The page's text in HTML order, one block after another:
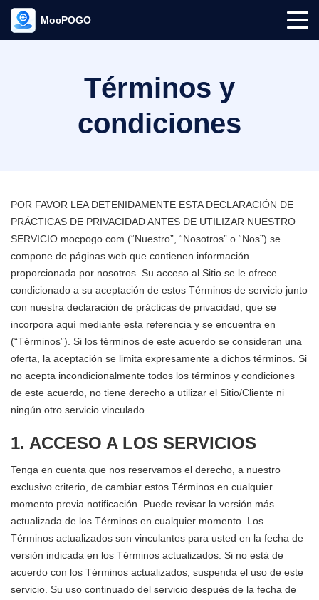
MocPOGO
Términos y
condiciones
POR FAVOR LEA DETENIDAMENTE ESTA DECLARACIÓN DE
PRÁCTICAS DE PRIVACIDAD ANTES DE UTILIZAR NUESTRO
SERVICIO mocpogo.com (“Nuestro”, “Nosotros” o “Nos”) se
compone de páginas web que contienen información
proporcionada por nosotros. Su acceso al Sitio se le ofrece
condicionado a su aceptación de estos Términos de servicio junto
con nuestra declaración de prácticas de privacidad, que se
incorpora aquí mediante esta referencia y se encuentra en
(“Términos”). Si los términos de este acuerdo se consideran una
oferta, la aceptación se limita expresamente a dichos términos. Si
no acepta incondicionalmente todos los términos y condiciones
de este acuerdo, no tiene derecho a utilizar el Sitio/Cliente ni
ningún otro servicio vinculado.
1. ACCESO A LOS SERVICIOS
Tenga en cuenta que nos reservamos el derecho, a nuestro
exclusivo criterio, de cambiar estos Términos en cualquier
momento previa notificación. Puede revisar la versión más
actualizada de los Términos en cualquier momento. Los
Términos actualizados son vinculantes para usted en la fecha de
versión indicada en los Términos actualizados. Si no está de
acuerdo con los Términos actualizados, suspenda el uso de este
servicio. Su uso continuado del servicio después de la fecha de